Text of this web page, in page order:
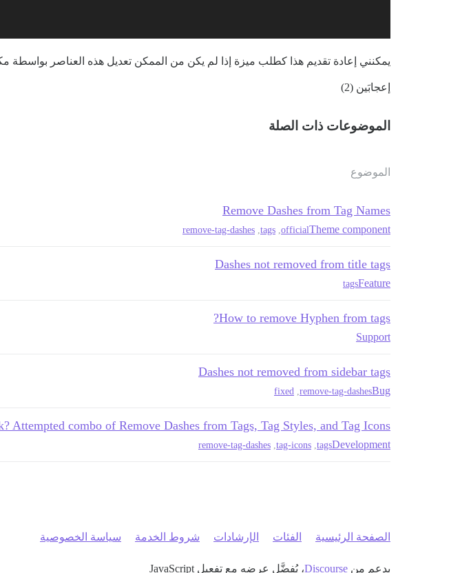
يمكنني إعادة تقديم هذا كطلب ميزة إذا لم يكن من الممكن تعديل هذه العناصر بواسطة
إعجابَين (2)
الموضوعات ذات الصلة
الموضوع
Remove Dashes from Tag Names
Theme component
official
tags
remove-tag-dashes
Dashes not removed from title tags
Feature
tags
How to remove Hyphen from tags?
Support
Dashes not removed from sidebar tags
Bug
remove-tag-dashes
fixed
Attempted combo of Remove Dashes from Tags, Tag Styles, and Tag Icons
Development
tags
tag-icons
remove-tag-dashes
الصفحة الرئيسية الفئات الإرشادات شروط الخدمة سياسة الخصوصية
بدعم من Discourse، يُفضَّل عرضه مع تفعيل JavaScript